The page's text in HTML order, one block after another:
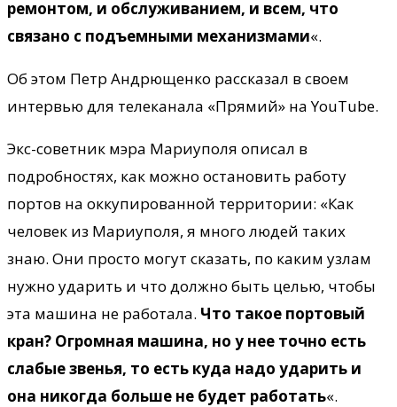
ремонтом, и обслуживанием, и всем, что
связано с подъемными механизмами«.
Об этом Петр Андрющенко рассказал в своем
интервью для телеканала «Прямий» на YouTube.
Экс-советник мэра Мариуполя описал в
подробностях, как можно остановить работу
портов на оккупированной территории: «Как
человек из Мариуполя, я много людей таких
знаю. Они просто могут сказать, по каким узлам
нужно ударить и что должно быть целью, чтобы
эта машина не работала. Что такое портовый
кран? Огромная машина, но у нее точно есть
слабые звенья, то есть куда надо ударить и
она никогда больше не будет работать«.